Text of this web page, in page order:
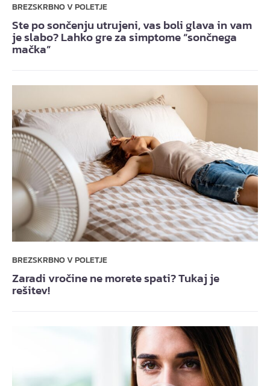
BREZSKRBNO V POLETJE
Ste po sončenju utrujeni, vas boli glava in vam
je slabo? Lahko gre za simptome “sončnega
mačka”
BREZSKRBNO V POLETJE
Zaradi vročine ne morete spati? Tukaj je
rešitev!